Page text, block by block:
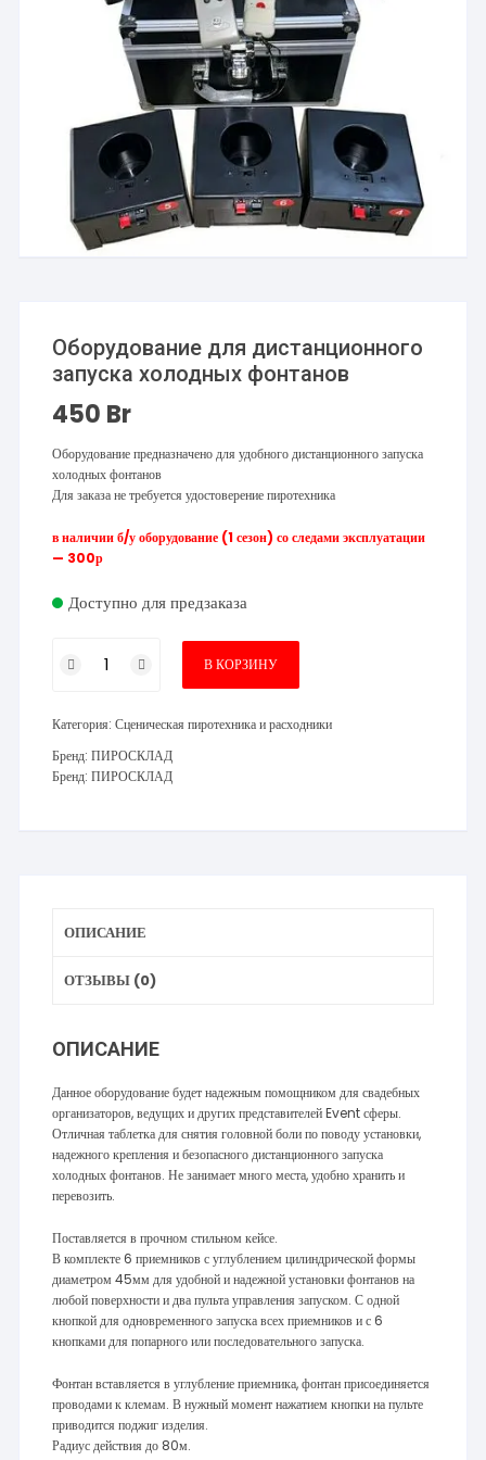
Оборудование для дистанционного
запуска холодных фонтанов
450 Br
Оборудование предназначено для удобного дистанционного запуска
холодных фонтанов
Для заказа не требуется удостоверение пиротехника
в наличии б/у оборудование (1 сезон) со следами эксплуатации
— 300р
Доступно для предзаказа
товара
для
дистанционного
запуска
В КОРЗИНУ
Категория:Сценическая пиротехника и расходники
Бренд:ПИРОСКЛАД
Бренд:ПИРОСКЛАД
ОПИСАНИЕ
ОТЗЫВЫ (0)
ОПИСАНИЕ
Данное оборудование будет надежным помощником для свадебных
организаторов, ведущих и других представителей Event сферы.
Отличная таблетка для снятия головной боли по поводу установки,
надежного крепления и безопасного дистанционного запуска
холодных фонтанов. Не занимает много места, удобно хранить и
перевозить.
Поставляется в прочном стильном кейсе.
В комплекте 6 приемников с углублением цилиндрической формы
диаметром 45мм для удобной и надежной установки фонтанов на
любой поверхности и два пульта управления запуском. С одной
кнопкой для одновременного запуска всех приемников и с 6
кнопками для попарного или последовательного запуска.
Фонтан вставляется в углубление приемника, фонтан присоединяется
проводами к клемам. В нужный момент нажатием кнопки на пульте
приводится поджиг изделия.
Радиус действия до 80м.